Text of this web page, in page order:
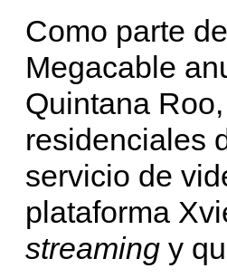
Como parte
Megacable
Quintana
residenciales
servicio de
plataforma
streaming y